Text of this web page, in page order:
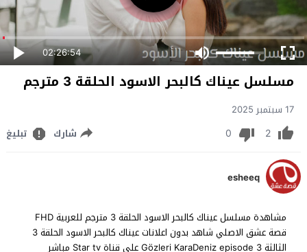
02:26:54
مسلسل عيناك كالبحر الاسود الحلقة 3 مترجم
17 سبتمبر 2025
2
0 شارك تبليغ
esheeq
مشاهدة مسلسل عيناك كالبحر الاسود الحلقة 3 مترجم للعربية FHD
قصة عشق الاصلي شاهد بدون اعلانات عيناك كالبحر الاسود الحلقة 3
الثالثة Gözleri KaraDeniz episode 3 على قناة Star tv مباشر